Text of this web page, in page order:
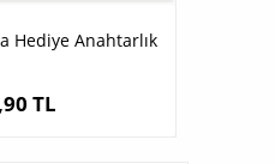
Hediye Anahtarlık
TL